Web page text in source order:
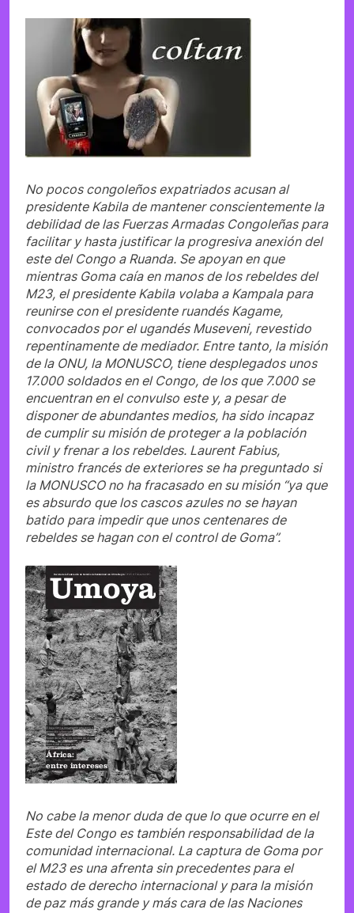
No pocos congoleños expatriados acusan al
presidente Kabila de mantener conscientemente la
debilidad de las Fuerzas Armadas Congoleñas para
facilitar y hasta justificar la progresiva anexión del
este del Congo a Ruanda. Se apoyan en que
mientras Goma caía en manos de los rebeldes del
M23, el presidente Kabila volaba a Kampala para
reunirse con el presidente ruandés Kagame,
convocados por el ugandés Museveni, revestido
repentinamente de mediador. Entre tanto, la misión
de la ONU, la MONUSCO, tiene desplegados unos
17.000 soldados en el Congo, de los que 7.000 se
encuentran en el convulso este y, a pesar de
disponer de abundantes medios, ha sido incapaz
de cumplir su misión de proteger a la población
civil y frenar a los rebeldes. Laurent Fabius,
ministro francés de exteriores se ha preguntado si
la MONUSCO no ha fracasado en su misión “ya que
es absurdo que los cascos azules no se hayan
batido para impedir que unos centenares de
rebeldes se hagan con el control de Goma”.
No cabe la menor duda de que lo que ocurre en el
Este del Congo es también responsabilidad de la
comunidad internacional. La captura de Goma por
el M23 es una afrenta sin precedentes para el
estado de derecho internacional y para la misión
de paz más grande y más cara de las Naciones